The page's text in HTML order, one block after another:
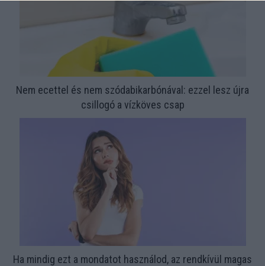
Nem ecettel és nem szódabikarbónával: ezzel lesz újra
csillogó a vízköves csap
Ha mindig ezt a mondatot használod, az rendkívül magas